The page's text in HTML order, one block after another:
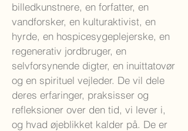
billedkunstnere, en forfatter, en
vandforsker, en kulturaktivist, en
hyrde, en hospicesygeplejerske, en
regenerativ jordbruger, en
selvforsynende digter, en inuittatovør
og en spirituel vejleder. De vil dele
deres erfaringer, praksisser og
refleksioner over den tid, vi lever i,
og hvad øjeblikket kalder på. De er